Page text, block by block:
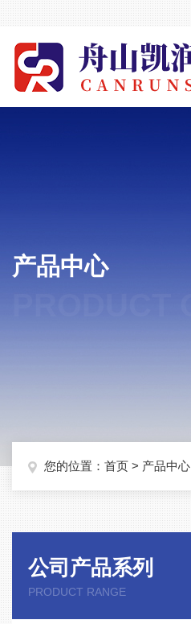
产品中心
您的位置： 首页 > 产品中心
公司产品系列
PRODUCT RANGE